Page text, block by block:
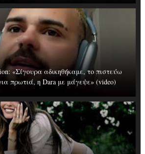
«Σίγουρα αδικηθήκαμε, το πιστεύω
πρωτιά, η Dara με μάγεψε» (video)